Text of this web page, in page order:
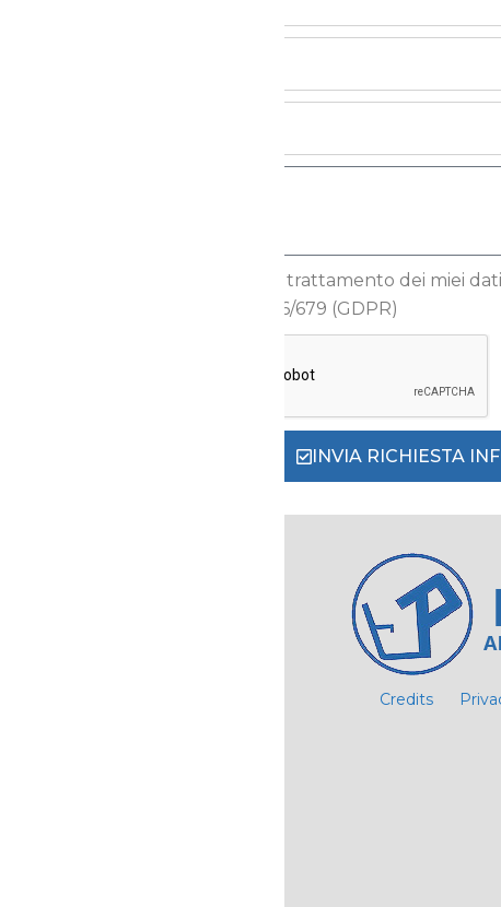
Autorizzo il trattamento dei miei
Reg.to UE 2016/679 (GDPR)
INVIA RICHIESTA
Credits